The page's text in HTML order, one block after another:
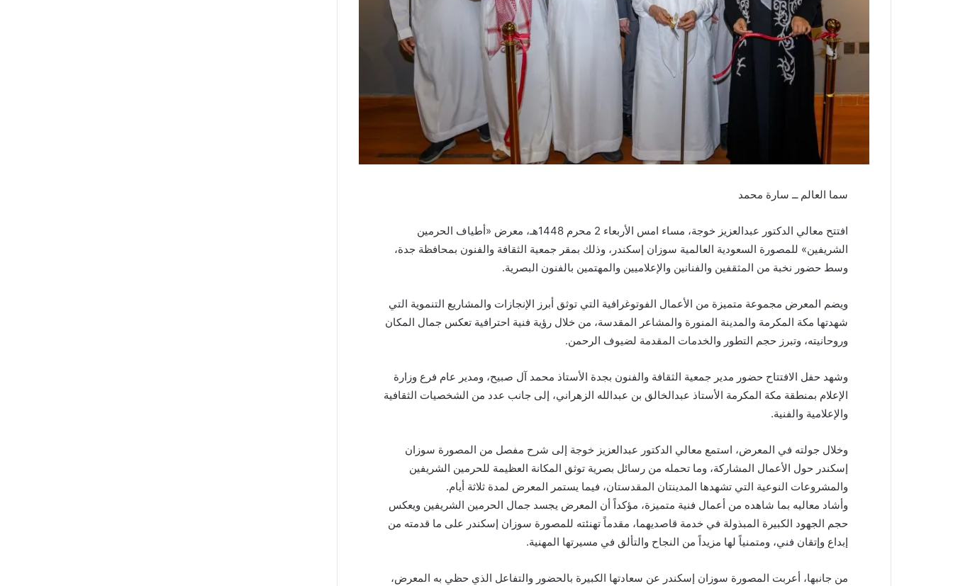
سما العالم ــ سارة محمد
افتتح معالي الدكتور عبدالعزيز خوجة، مساء امس الأربعاء 2 محرم 1448هـ، معرض «أطياف الحرمين
الشريفين» للمصورة السعودية العالمية سوزان إسكندر، وذلك بمقر جمعية الثقافة والفنون بمحافظة جدة،
وسط حضور نخبة من المثقفين والفنانين والإعلاميين والمهتمين بالفنون البصرية.
ويضم المعرض مجموعة متميزة من الأعمال الفوتوغرافية التي توثق أبرز الإنجازات والمشاريع التنموية التي
شهدتها مكة المكرمة والمدينة المنورة والمشاعر المقدسة، من خلال رؤية فنية احترافية تعكس جمال المكان
وروحانيته، وتبرز حجم التطور والخدمات المقدمة لضيوف الرحمن.
وشهد حفل الافتتاح حضور مدير جمعية الثقافة والفنون بجدة الأستاذ محمد آل صبيح، ومدير عام فرع وزارة
الإعلام بمنطقة مكة المكرمة الأستاذ عبدالخالق بن عبدالله الزهراني، إلى جانب عدد من الشخصيات الثقافية
والإعلامية والفنية.
وخلال جولته في المعرض، استمع معالي الدكتور عبدالعزيز خوجة إلى شرح مفصل من المصورة سوزان
إسكندر حول الأعمال المشاركة، وما تحمله من رسائل بصرية توثق المكانة العظيمة للحرمين الشريفين
والمشروعات النوعية التي تشهدها المدينتان المقدستان، فيما يستمر المعرض لمدة ثلاثة أيام.
وأشاد معاليه بما شاهده من أعمال فنية متميزة، مؤكداً أن المعرض يجسد جمال الحرمين الشريفين ويعكس
حجم الجهود الكبيرة المبذولة في خدمة قاصديهما، مقدماً تهنئته للمصورة سوزان إسكندر على ما قدمته من
إبداع وإتقان فني، ومتمنياً لها مزيداً من النجاح والتألق في مسيرتها المهنية.
من جانبها، أعربت المصورة سوزان إسكندر عن سعادتها الكبيرة بالحضور والتفاعل الذي حظي به المعرض،